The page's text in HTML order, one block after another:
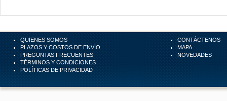
QUIENES SOMOS
PLAZOS Y COSTOS DE ENVÍO
PREGUNTAS FRECUENTES
TÉRMINOS Y CONDICIONES
POLÍTICAS DE PRIVACIDAD
CONTÁCTENOS
MAPA
NOVEDADES